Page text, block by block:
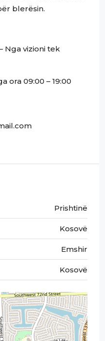
blerësin.
Nga vizioni tek
ora 09:00 – 19:00
Prishtinë
Kosovë
Emshir
Kosovë